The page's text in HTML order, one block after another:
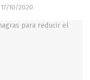
17/10/2020